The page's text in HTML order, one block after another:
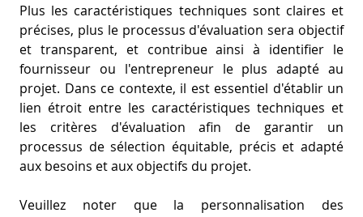
Plus les caractéristiques techniques sont claires et
précises, plus le processus d'évaluation sera objectif
et transparent, et contribue ainsi à identifier le
fournisseur ou l'entrepreneur le plus adapté au
projet. Dans ce contexte, il est essentiel d'établir un
lien étroit entre les caractéristiques techniques et
les critères d'évaluation afin de garantir un
processus de sélection équitable, précis et adapté
aux besoins et aux objectifs du projet.
Veuillez noter que la personnalisation des